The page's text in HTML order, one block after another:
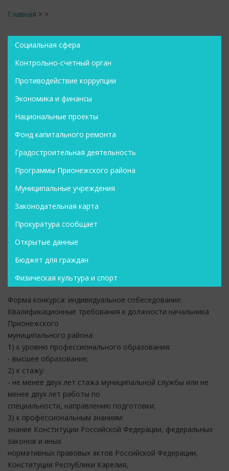
Главная > >
Социальная сфера
Контрольно-счетный орган
Противодействие коррупции
Экономика и финансы
Национальные проекты
Фонд капитального ремонта
Градостроительная деятельность
Программы Прионежского района
Муниципальные учреждения
Законодательная карта
Прокуратура сообщает
Открытые данные
Бюджет для граждан
Физическая культура и спорт
Форма конкурса: индивидуальное собеседование.
Квалификационные требования к должности начальника
Прионежского
муниципального района:
1) к уровню профессионального образования:
- высшее образование;
2) к стажу:
- не менее двух лет стажа муниципальной службы или не
менее двух лет работы по
специальности, направлению подготовки;
3) к профессиональным знаниям:
знание Конституции Российской Федерации, федеральных
законов и иных
нормативных правовых актов Российской Федерации,
Конституции Республики Карелия,